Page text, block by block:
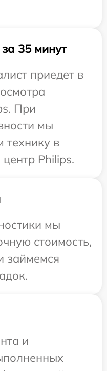
35 минут
приедет в
При
мы
технику в
Philips.
мы
стоимость,
займемся
и